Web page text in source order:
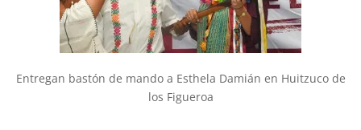
Entregan bastón de mando a Esthela Damián en Huitzuco de
los Figueroa